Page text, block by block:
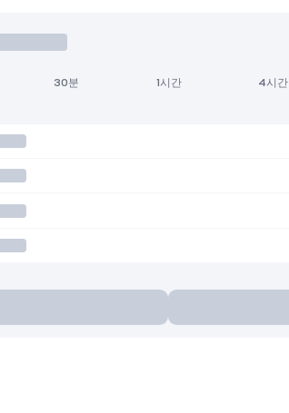
30분 1시간 4시간